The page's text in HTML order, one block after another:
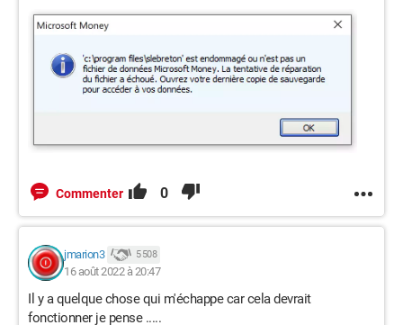
Commenter 0
jmarion3 5 508
16 août 2022 à 20:47
Il y a quelque chose qui m'échappe car cela devrait
fonctionner je pense .....